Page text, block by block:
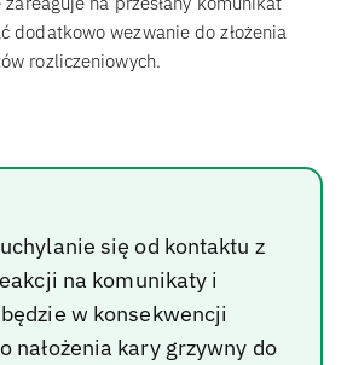
dodatkowo wezwanie do złożenia
rozliczeniowych.
się od kontaktu z
na komunikaty i
w konsekwencji
nałożenia kary grzywny do